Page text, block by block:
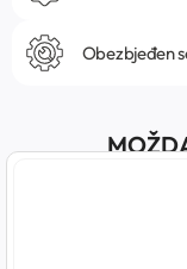
Obezbjeđen